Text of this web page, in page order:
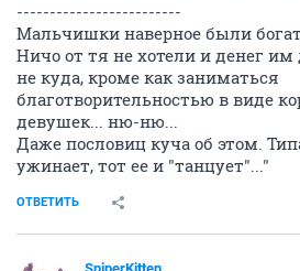
-------------------------
Мальчишки наверное были
Ничо от тя не хотели и денег
не куда, кроме как заниматься
благотворительностью в виде
девушек... ню-ню...
Даже пословиц куча об этом.
ужинает, тот ее и "танцует"..."
ОТВЕТИТЬ